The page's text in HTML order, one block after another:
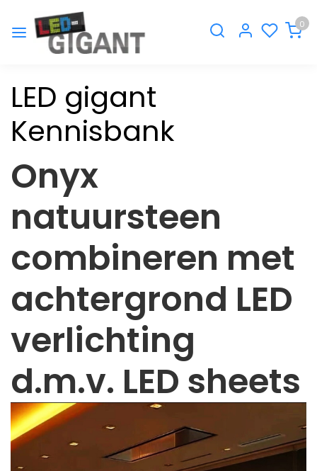
0
LED gigant
Kennisbank
Onyx
natuursteen
combineren met
achtergrond LED
verlichting
d.m.v. LED sheets